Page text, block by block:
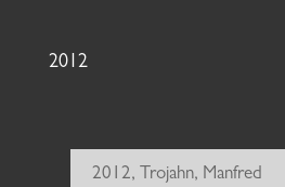
2012
2012, Trojahn, Manfred